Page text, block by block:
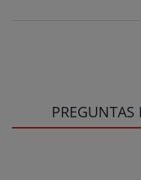
PREGUNTAS